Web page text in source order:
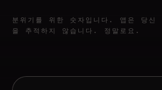
분위기를 위한 숫자입니다. 앱은 당신
을 추적하지 않습니다. 정말로요.